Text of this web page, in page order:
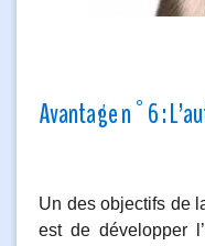
Avantage n°6 :
Un des objectifs de
est de développer l’